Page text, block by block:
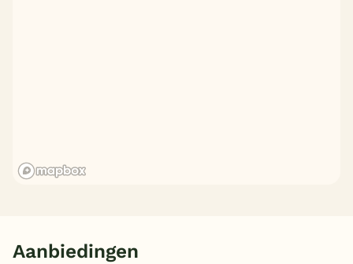
Aanbiedingen